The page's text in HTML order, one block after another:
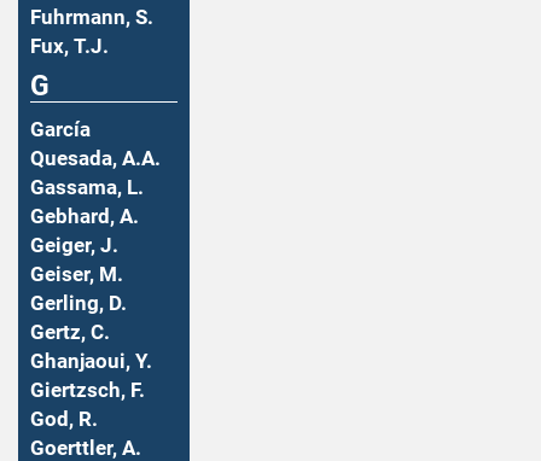
Fuhrmann, S.
Fux, T.J.
G
García
Quesada, A.A.
Gassama, L.
Gebhard, A.
Geiger, J.
Geiser, M.
Gerling, D.
Gertz, C.
Ghanjaoui, Y.
Giertzsch, F.
God, R.
Goerttler, A.